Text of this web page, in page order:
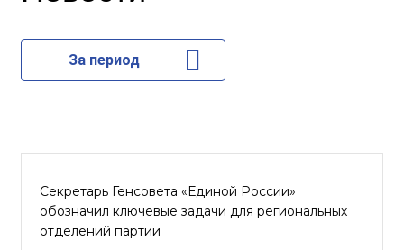
За период
Секретарь Генсовета «Единой России»
обозначил ключевые задачи для региональных
отделений партии